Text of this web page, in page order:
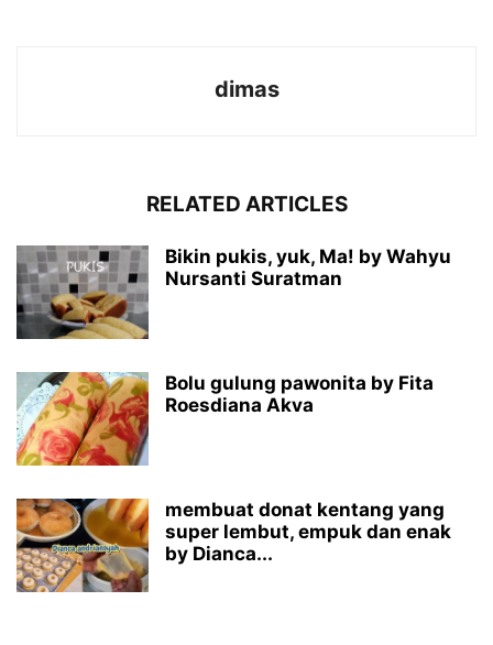
dimas
RELATED ARTICLES
Bikin pukis, yuk, Ma! by Wahyu
Nursanti Suratman
Bolu gulung pawonita by Fita
Roesdiana Akva
membuat donat kentang yang
super lembut, empuk dan enak
by Dianca...